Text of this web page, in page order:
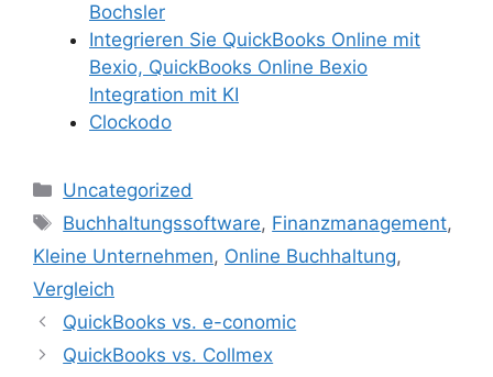
Bochsler
Integrieren Sie QuickBooks Online mit
Bexio, QuickBooks Online Bexio
Integration mit KI
Clockodo
Kategorien
Uncategorized
Schlagwörter
Buchhaltungssoftware, Finanzmanagement,
Kleine Unternehmen, Online Buchhaltung,
Vergleich
QuickBooks vs. e-conomic
QuickBooks vs. Collmex